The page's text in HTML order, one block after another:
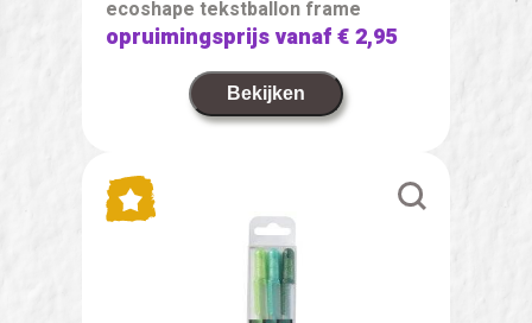
ecoshape tekstballon frame
opruimingsprijs vanaf€ 2,95
Bekijken